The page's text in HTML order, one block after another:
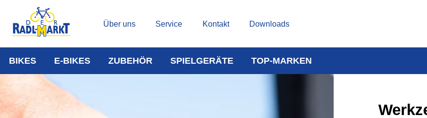
Über uns Service Kontakt Downloads
BIKES E-BIKES ZUBEHÖR SPIELGERÄTE TOP-MARKEN